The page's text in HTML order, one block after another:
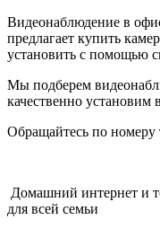
Видеонаблюдение в
предлагает купить
установить с помощью
Мы подберем
качественно
Обращайтесь по номеру
Домашний интернет и
для всей семьи